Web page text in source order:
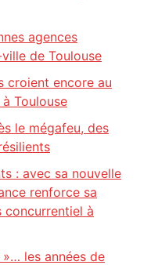
agences
de Toulouse
croient encore au
Toulouse
le mégafeu, des
: avec sa nouvelle
renforce sa
concurrentiel à
les années de